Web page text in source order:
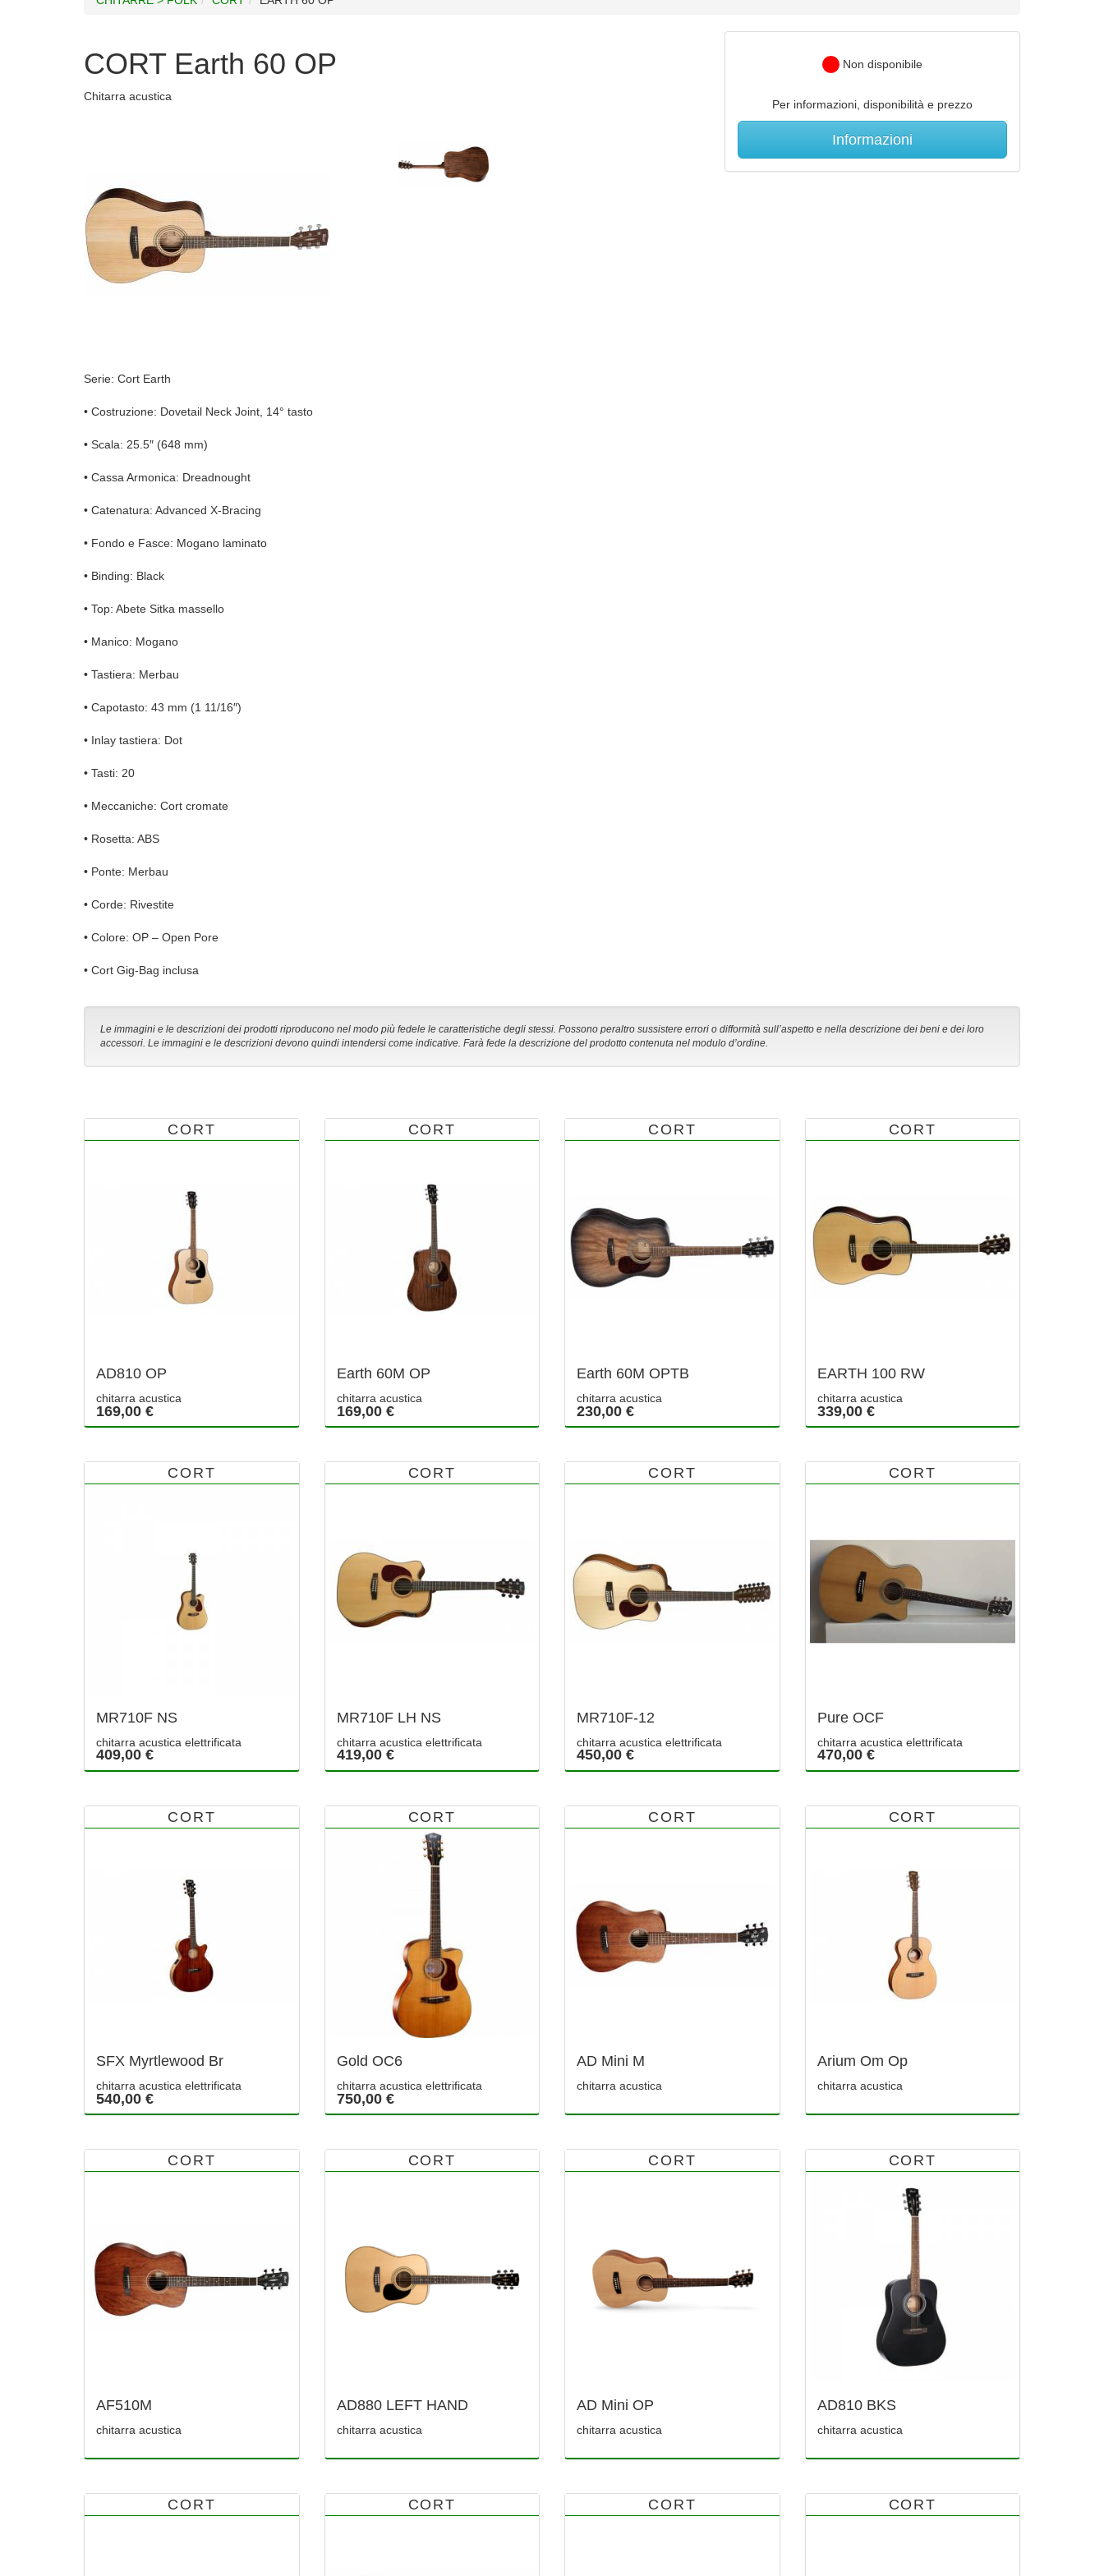
Non disponibile
Per informazioni, disponibilità e prezzo
Informazioni
CORT Earth 60 OP
Chitarra acustica
Serie: Cort Earth
• Costruzione: Dovetail Neck Joint, 14° tasto
• Scala: 25.5″ (648 mm)
• Cassa Armonica: Dreadnought
• Catenatura: Advanced X-Bracing
• Fondo e Fasce: Mogano laminato
• Binding: Black
• Top: Abete Sitka massello
• Manico: Mogano
• Tastiera: Merbau
• Capotasto: 43 mm (1 11/16″)
• Inlay tastiera: Dot
• Tasti: 20
• Meccaniche: Cort cromate
• Rosetta: ABS
• Ponte: Merbau
• Corde: Rivestite
• Colore: OP – Open Pore
• Cort Gig-Bag inclusa
Le immagini e le descrizioni dei prodotti riproducono nel modo più fedele le caratteristiche degli stessi. Possono peraltro sussistere errori o difformità sull’aspetto e nella descrizione dei beni e dei loro
accessori. Le immagini e le descrizioni devono quindi intendersi come indicative. Farà fede la descrizione del prodotto contenuta nel modulo d’ordine.
CORT
AD810 OP
chitarra acustica
169,00 €
CORT
Earth 60M OP
chitarra acustica
169,00 €
CORT
Earth 60M OPTB
chitarra acustica
230,00 €
CORT
EARTH 100 RW
chitarra acustica
339,00 €
CORT
MR710F NS
chitarra acustica elettrificata
409,00 €
CORT
MR710F LH NS
chitarra acustica elettrificata
419,00 €
CORT
MR710F-12
chitarra acustica elettrificata
450,00 €
CORT
Pure OCF
chitarra acustica elettrificata
470,00 €
CORT
SFX Myrtlewood Br
chitarra acustica elettrificata
540,00 €
CORT
Gold OC6
chitarra acustica elettrificata
750,00 €
CORT
AD Mini M
chitarra acustica
CORT
Arium Om Op
chitarra acustica
CORT
AF510M
chitarra acustica
CORT
AD880 LEFT HAND
chitarra acustica
CORT
AD Mini OP
chitarra acustica
CORT
AD810 BKS
chitarra acustica
CORT CORT CORT CORT